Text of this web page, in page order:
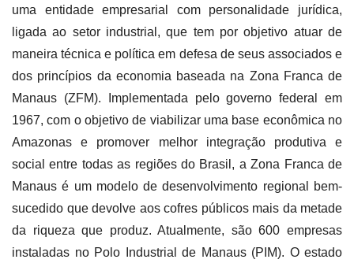
uma entidade empresarial com personalidade jurídica,
ligada ao setor industrial, que tem por objetivo atuar de
maneira técnica e política em defesa de seus associados e
dos princípios da economia baseada na Zona Franca de
Manaus (ZFM). Implementada pelo governo federal em
1967, com o objetivo de viabilizar uma base econômica no
Amazonas e promover melhor integração produtiva e
social entre todas as regiões do Brasil, a Zona Franca de
Manaus é um modelo de desenvolvimento regional bem-
sucedido que devolve aos cofres públicos mais da metade
da riqueza que produz. Atualmente, são 600 empresas
instaladas no Polo Industrial de Manaus (PIM). O estado